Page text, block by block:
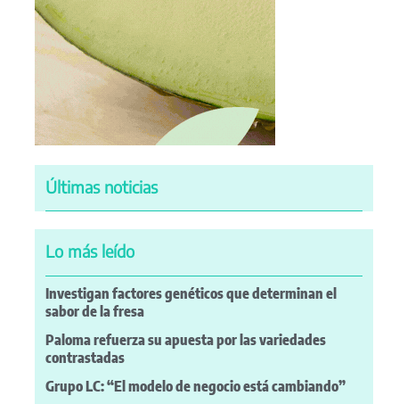
Últimas noticias
Lo más leído
Investigan factores genéticos que determinan el
sabor de la fresa
Paloma refuerza su apuesta por las variedades
contrastadas
Grupo LC: “El modelo de negocio está cambiando”